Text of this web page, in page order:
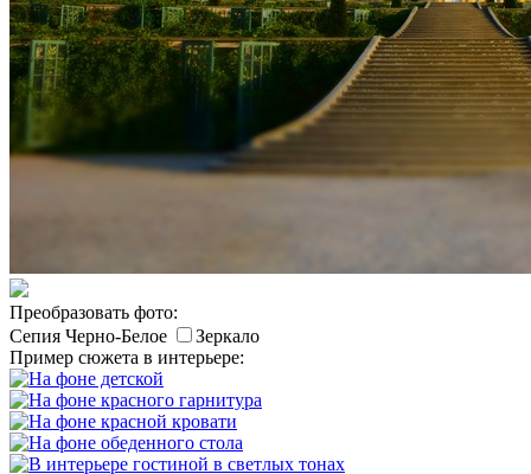
Преобразовать фото:
Сепия Черно-Белое
Зеркало
Пример сюжета в интерьере: